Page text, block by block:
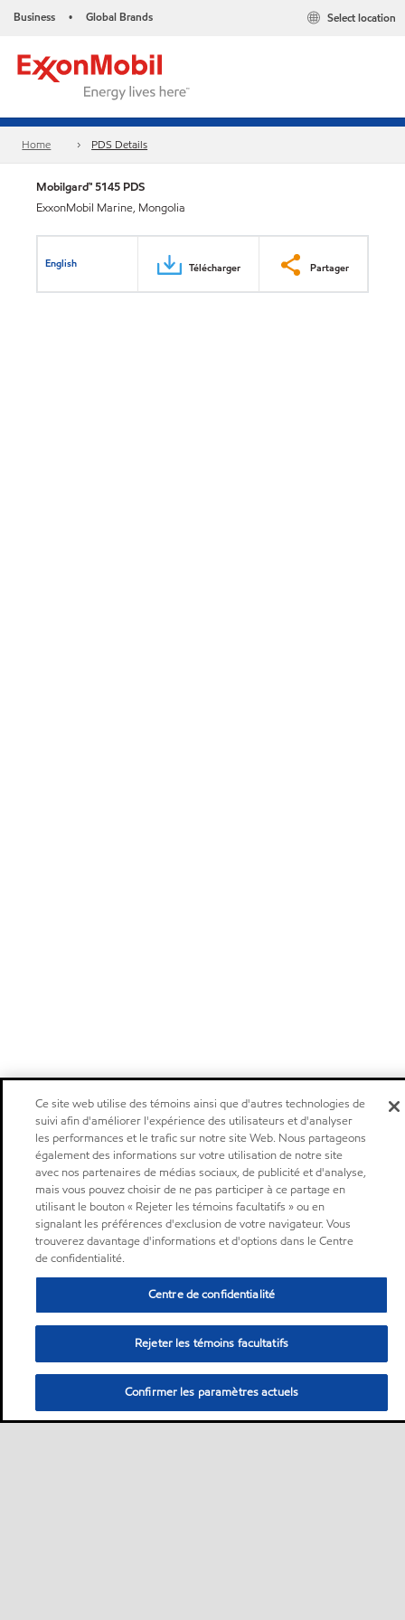
Business • Global Brands Select location
Home PDS Details
Mobilgard™ 5145 PDS
ExxonMobil Marine, Mongolia
English Télécharger Partager
Ce site web utilise des témoins ainsi que d'autres technologies de
suivi afin d'améliorer l'expérience des utilisateurs et d'analyser
les performances et le trafic sur notre site Web. Nous partageons
également des informations sur votre utilisation de notre site
avec nos partenaires de médias sociaux, de publicité et d'analyse,
mais vous pouvez choisir de ne pas participer à ce partage en
utilisant le bouton « Rejeter les témoins facultatifs » ou en
signalant les préférences d'exclusion de votre navigateur. Vous
trouverez davantage d'informations et d'options dans le Centre
de confidentialité.
Centre de confidentialité
Rejeter les témoins facultatifs
Confirmer les paramètres actuels